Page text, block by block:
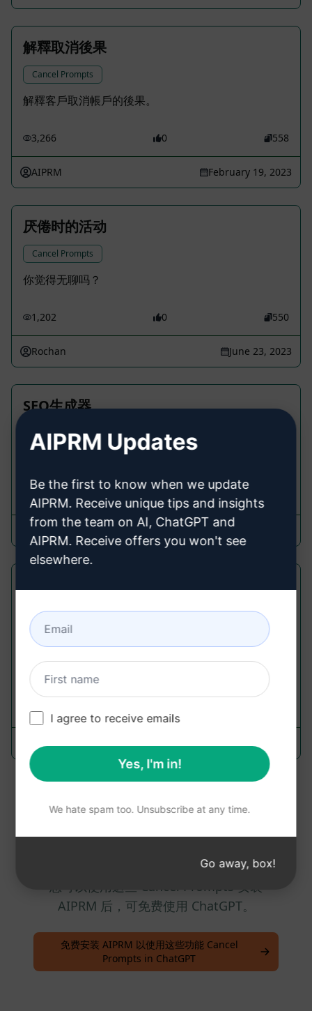
解釋取消後果
Cancel Prompts
解釋客戶取消帳戶的後果。
3,266 0 558
AIPRM February 19, 2023
厌倦时的活动
Cancel Prompts
你觉得无聊吗？
1,202 0 550
Rochan June 23, 2023
SEO生成器
Cancel Prompts
通过SEO生成器快速生成优化内容
424
Ruby Berry March 4, 2024
Cancel Prompts
深入了解工作 365 如何改变订阅和计费管理。通过洞
权。
121
Amar Paatil March 15, 2024
您可以使用这些 Cancel Prompts 安装
AIPRM 后，可免费使用 ChatGPT。
免费安装 AIPRM 以使用这些功能 Cancel
Prompts in ChatGPT
AIPRM Updates
Be the first to know when we update
AIPRM. Receive unique tips and insights
from the team on AI, ChatGPT and
AIPRM. Receive offers you won't see
elsewhere.
I agree to receive emails
Yes, I'm in!
We hate spam too. Unsubscribe at any time.
Go away, box!